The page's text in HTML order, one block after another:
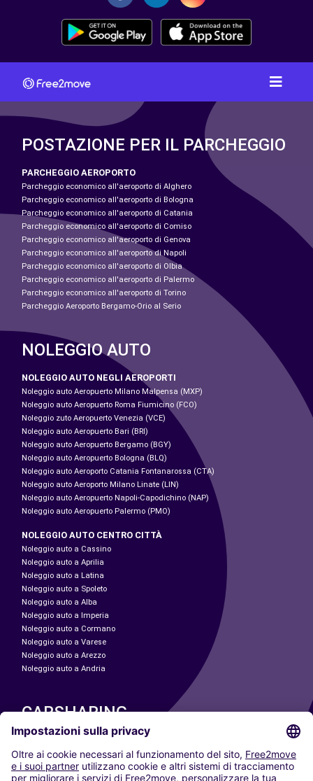
POSTAZIONE PER IL PARCHEGGIO
PARCHEGGIO AEROPORTO
Parcheggio economico all'aeroporto di Alghero
Parcheggio economico all'aeroporto di Bologna
Parcheggio economico all'aeroporto di Catania
Parcheggio economico all'aeroporto di Comiso
Parcheggio economico all'aeroporto di Genova
Parcheggio economico all'aeroporto di Napoli
Parcheggio economico all'aeroporto di Olbia
Parcheggio economico all'aeroporto di Palermo
Parcheggio economico all'aeroporto di Torino
Parcheggio Aeroporto Bergamo-Orio al Serio
NOLEGGIO AUTO
NOLEGGIO AUTO NEGLI AEROPORTI
Noleggio auto Aeropuerto Milano Malpensa (MXP)
Noleggio auto Aeropuerto Roma Fiumicino (FCO)
Noleggio zuto Aeropuerto Venezia (VCE)
Noleggio auto Aeropuerto Bari (BRI)
Noleggio auto Aeropuerto Bergamo (BGY)
Noleggio auto Aeropuerto Bologna (BLQ)
Noleggio auto Aeroporto Catania Fontanarossa (CTA)
Noleggio auto Aeroporto Milano Linate (LIN)
Noleggio auto Aeropuerto Napoli-Capodichino (NAP)
Noleggio auto Aeropuerto Palermo (PMO)
NOLEGGIO AUTO CENTRO CITTÀ
Noleggio auto a Cassino
Noleggio auto a Aprilia
Noleggio auto a Latina
Noleggio auto a Spoleto
Noleggio auto a Alba
Noleggio auto a Imperia
Noleggio auto a Cormano
Noleggio auto a Varese
Noleggio auto a Arezzo
Noleggio auto a Andria
CARSHARING
LE NOSTRE CITTÀ
Paris
Madrid